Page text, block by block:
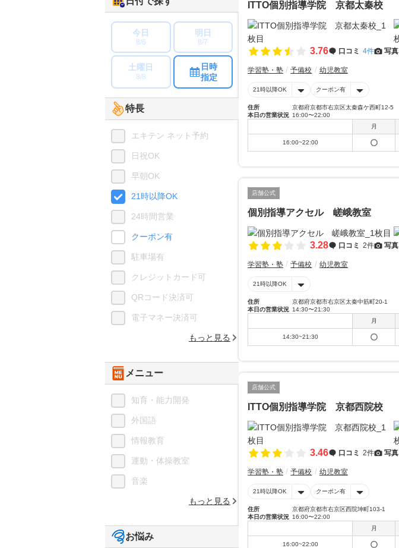
ITTO個別指導学院 京都太秦校
3.76 口コミ 4件 写真
学習塾・塾 予備校 幼児教室
21時以降OK クーポン有
住所
京都府京都市右京区太秦森ケ西町12-5
本日の営業状況 16:00〜22:00
月
16:00~22:00
店舗公式
個別指導アクセル 嵯峨教室
3.28 口コミ 2件 写真
学習塾・塾 予備校 幼児教室
21時以降OK
住所
京都府京都市右京区太秦中筋町20-1
本日の営業状況 14:30〜21:30
月
14:30~21:30
店舗公式
ITTO個別指導学院 京都西院校
3.46 口コミ 2件 写真
学習塾・塾 予備校 幼児教室
21時以降OK クーポン有
住所
京都府京都市右京区西院坤町103-1
本日の営業状況 16:00〜22:00
月
16:00~22:00
今日
8/6
明日
8/7
土曜日
8/8
日時
指定
特長
エキテン ネット予約
日祝OK
早朝OK
21時以降OK
24時間営業
クーポン有
駐車場有
クレジットカード可
QRコード決済可
電子マネー決済可
もっと見る
メニュー
知育・能力開発
外国語
情報教育
運動・体操教室
音楽
もっと見る
お悩み